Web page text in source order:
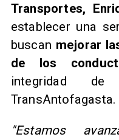
Transportes,
establecer una
buscan mejorar
de los
integridad
TransAntofagasta.
"Estamos